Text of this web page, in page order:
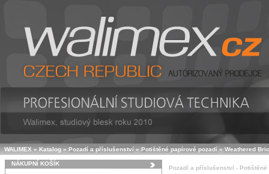
WALIMEX » Katalog » Pozadí a příslušenství » Potištěné papírové pozadí » Weathered
NÁKUPNÍ KOŠÍK
Pozadí a příslušenství -